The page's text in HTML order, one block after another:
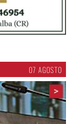
07 AGOSTO
>